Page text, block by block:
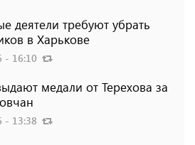
деятели требуют убрать
в Харькове
- 16:10
медали от Терехова за
- 13:38